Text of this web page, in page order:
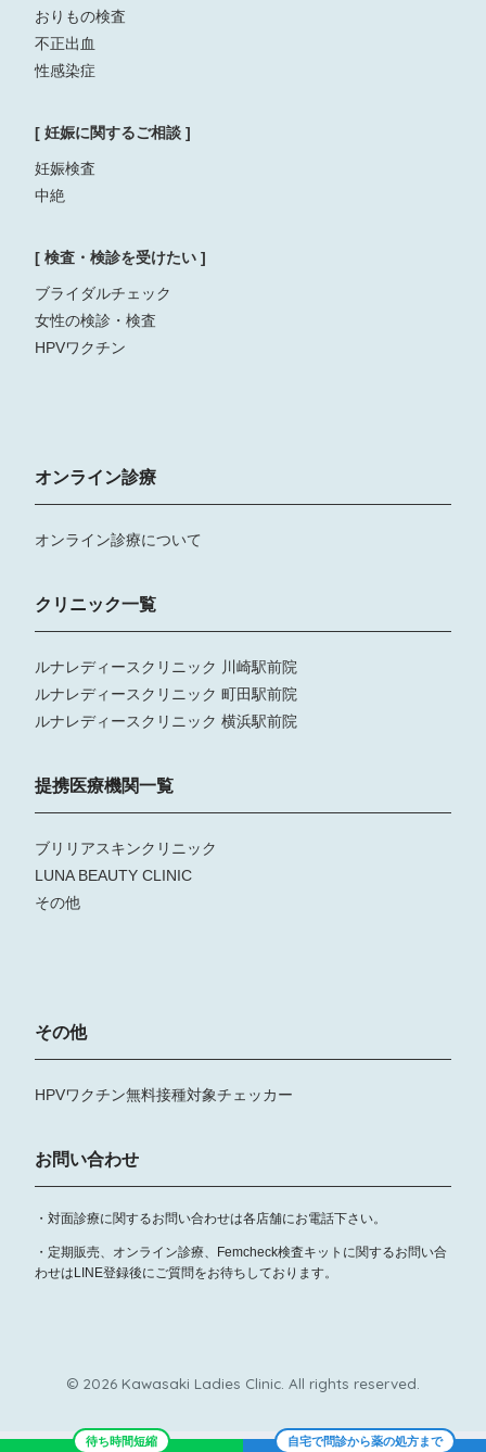
おりもの検査
不正出血
性感染症
[ 妊娠に関するご相談 ]
妊娠検査
中絶
[ 検査・検診を受けたい ]
ブライダルチェック
女性の検診・検査
HPVワクチン
オンライン診療
オンライン診療について
クリニック一覧
ルナレディースクリニック 川崎駅前院
ルナレディースクリニック 町田駅前院
ルナレディースクリニック 横浜駅前院
提携医療機関一覧
ブリリアスキンクリニック
LUNA BEAUTY CLINIC
その他
その他
HPVワクチン無料接種対象チェッカー
お問い合わせ
・対面診療に関するお問い合わせは各店舗にお電話下さい。
・定期販売、オンライン診療、Femcheck検査キットに関するお問い合
わせはLINE登録後にご質問をお待ちしております。
© 2026 Kawasaki Ladies Clinic. All rights reserved.
待ち時間短縮 自宅で問診から薬の処方まで